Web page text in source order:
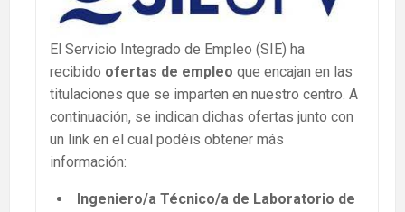
El Servicio Integrado de Empleo (SIE) ha
recibido ofertas de empleo que encajan en las
titulaciones que se imparten en nuestro centro. A
continuación, se indican dichas ofertas junto con
un link en el cual podéis obtener más
información:
Ingeniero/a Técnico/a de Laboratorio de